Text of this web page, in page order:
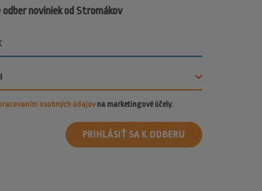
noviniek od Stromákov
osobných údajovna marketingové účely.
PRIHLÁSIŤ SA K ODBERU